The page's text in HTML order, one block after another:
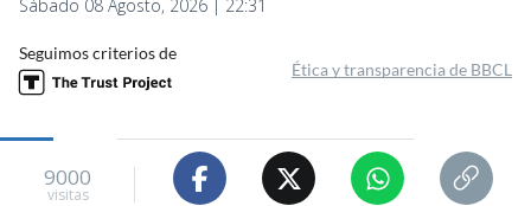
Sábado 08 Agosto, 2026 | 22:31
Seguimos criterios de
Ética y transparencia de BBCL
9000
visitas